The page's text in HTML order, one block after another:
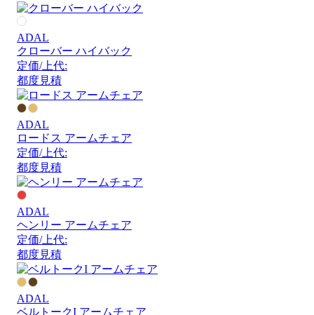
ADAL
クローバー ハイバック
定価/上代:
都度見積
ADAL
ロードス アームチェア
定価/上代:
都度見積
ADAL
ヘンリー アームチェア
定価/上代:
都度見積
ADAL
ベルトークI アームチェア